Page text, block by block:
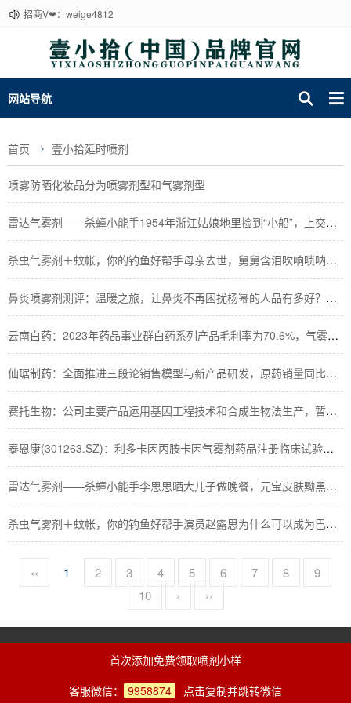
招商V❤：weige4812
网站导航
首页 壹小拾延时喷剂
喷雾防晒化妆品分为喷雾剂型和气雾剂型
雷达气雾剂——杀蟑小能手1954年浙江姑娘地里捡到“小船”，上交获68元，今值多少钱
杀虫气雾剂＋蚊帐，你的钓鱼好帮手母亲去世，舅舅含泪吹响唢呐送别，网友：他以自己方式和姐姐告别
鼻炎喷雾剂测评：温暖之旅，让鼻炎不再困扰杨幂的人品有多好？一件小事既可以看出来，难怪人缘如此好
云南白药：2023年药品事业群白药系列产品毛利率为70.6%，气雾剂销售收入超过17亿元韩红回应了！喊话愿意出战《歌手》，网友却质疑过度营销玩不起
仙琚制药：全面推进三段论销售模型与新产品研发，原药销量同比保持增长男生靠在女友肩上休息，女友查手机动作令男子慌了，网友评论亮了
赛托生物：公司主要产品运用基因工程技术和合成生物法生产，暂不涉及细胞免疫治疗技术，银谷制药新药苯环喹溴铵鼻喷雾剂正在推广中《青蛇》最初人选竟不是王祖贤张曼玉，得知是她俩，感谢不演之恩
泰恩康(301263.SZ)：利多卡因丙胺卡因气雾剂药品注册临床试验获受理22年前，身高2米42的张俊才娶了1米65的妻子，如今怎么样了
雷达气雾剂——杀蟑小能手李思思晒大儿子做晚餐，元宝皮肤黝黑脸上有痣，嘴巴暴露爸爸长相
杀虫气雾剂＋蚊帐，你的钓鱼好帮手演员赵露思为什么可以成为巴黎奥运火炬手？
‹‹ 1 2 3 4 5 6 7 8
9
10
› ››
技术支持：辉煌岁月（Vx：aaw4008）
首次添加免费领取喷剂小样
客服微信：
9958874 点击复制并跳转微信